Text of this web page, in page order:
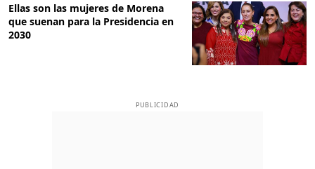
Ellas son las mujeres de Morena
que suenan para la Presidencia en
2030
PUBLICIDAD